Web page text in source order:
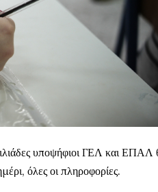
υποψήφιοι ΓΕΛ και ΕΠΑΛ
όλες οι πληροφορίες.